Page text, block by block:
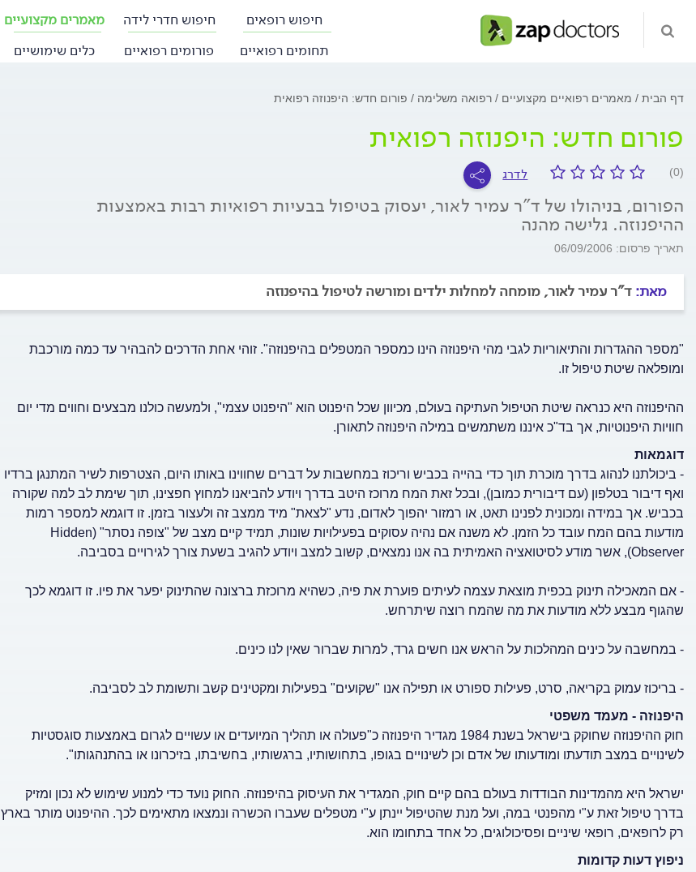
חיפוש רופאים חיפוש חדרי לידה מאמרים מקצועיים
תחומים רפואיים
פורומים רפואיים כלים שימושיים
דף הבית מאמרים רפואיים מקצועיים רפואה משלימה פורום חדש: היפנוזה רפואית
פורום חדש: היפנוזה רפואית
(0) לדרג
הפורום, בניהולו של ד"ר עמיר לאור, יעסוק בטיפול בבעיות רפואיות רבות באמצעות
ההיפנוזה. גלישה מהנה
תאריך פרסום: 06/09/2006
מאת: ד"ר עמיר לאור, מומחה למחלות ילדים ומורשה לטיפול בהיפנוזה
"מספר ההגדרות והתיאוריות לגבי מהי היפנוזה הינו כמספר המטפלים בהיפנוזה". זוהי אחת הדרכים להבהיר עד כמה מורכבת
ומופלאה שיטת טיפול זו.
ההיפנוזה היא כנראה שיטת הטיפול העתיקה בעולם, מכיוון שכל היפנוט הוא "היפנוט עצמי", ולמעשה כולנו מבצעים וחווים מדי יום
חוויות היפנוטיות, אך בד"כ איננו משתמשים במילה היפנוזה לתאורן.
דוגמאות
- ביכולתנו לנהוג בדרך מוכרת תוך כדי בהייה בכביש וריכוז במחשבות על דברים שחווינו באותו היום, הצטרפות לשיר המתנגן ברדיו
ואף דיבור בטלפון (עם דיבורית כמובן), ובכל זאת המח מרוכז היטב בדרך ויודע להביאנו למחוץ חפצינו, תוך שימת לב למה שקורה
בכביש. אך במידה ומכונית לפנינו תאט, או רמזור יהפוך לאדום, נדע "לצאת" מיד ממצב זה ולעצור בזמן. זו דוגמא למספר רמות
מודעות בהם המח עובד כל הזמן. לא משנה אם נהיה עסוקים בפעילויות שונות, תמיד קיים מצב של "צופה נסתר" (Hidden
Observer), אשר מודע לסיטואציה האמיתית בה אנו נמצאים, קשוב למצב ויודע להגיב בשעת צורך לגירויים בסביבה.
- אם המאכילה תינוק בכפית מוצאת עצמה לעיתים פוערת את פיה, כשהיא מרוכזת ברצונה שהתינוק יפער את פיו. זו דוגמא לכך
שהגוף מבצע ללא מודעות את מה שהמח רוצה שיתרחש.
- במחשבה על כינים המהלכות על הראש אנו חשים גרד, למרות שברור שאין לנו כינים.
- בריכוז עמוק בקריאה, סרט, פעילות ספורט או תפילה אנו "שקועים" בפעילות ומקטינים קשב ותשומת לב לסביבה.
היפנוזה - מעמד משפטי
חוק ההיפנוזה שחוקק בישראל בשנת 1984 מגדיר היפנוזה כ"פעולה או תהליך המיועדים או עשויים לגרום באמצעות סוגסטיות
לשינויים במצב תודעתו ומודעותו של אדם וכן לשינויים בגופו, בתחושותיו, ברגשותיו, בחשיבתו, בזיכרונו או בהתנהגותו".
ישראל היא מהמדינות הבודדות בעולם בהם קיים חוק, המגדיר את העיסוק בהיפנוזה. החוק נועד כדי למנוע שימוש לא נכון ומזיק
בדרך טיפול זאת ע"י מהפנטי במה, ועל מנת שהטיפול יינתן ע"י מטפלים שעברו הכשרה ונמצאו מתאימים לכך. ההיפנוט מותר בארץ
רק לרופאים, רופאי שיניים ופסיכולוגים, כל אחד בתחומו הוא.
ניפוץ דעות קדומות